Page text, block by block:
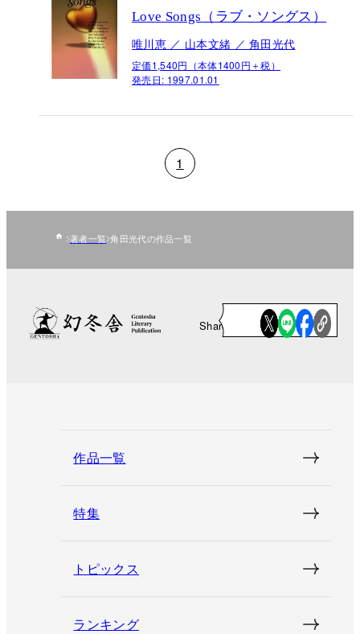
Love Songs（ラブ・ソングス）
唯川恵 ／ 山本文緒 ／ 角田光代
定価1,540円（本体1400円＋税）
発売日: 1997.01.01
1
著者一覧 角田光代の作品一覧
Share
作品一覧
特集
トピックス
ランキング